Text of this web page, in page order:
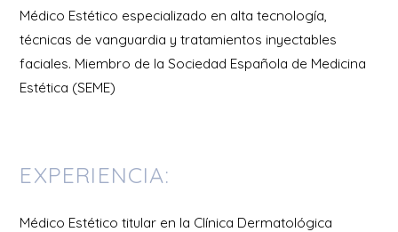
Médico Estético especializado en alta tecnología,
técnicas de vanguardia y tratamientos inyectables
faciales. Miembro de la Sociedad Española de Medicina
Estética (SEME)
EXPERIENCIA:
Médico Estético titular en la Clínica Dermatológica